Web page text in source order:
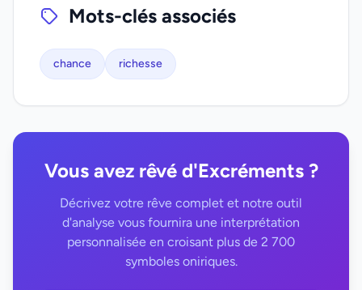
Mots-clés associés
chance richesse
Vous avez rêvé d'Excréments ?
Décrivez votre rêve complet et notre outil
d'analyse vous fournira une interprétation
personnalisée en croisant plus de 2 700
symboles oniriques.